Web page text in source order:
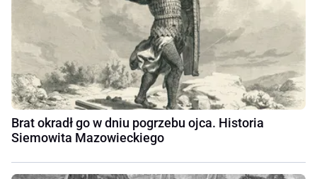
Brat okradł go w dniu pogrzebu ojca. Historia
Siemowita Mazowieckiego